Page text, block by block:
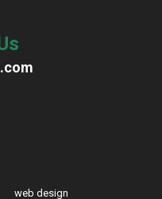
web design